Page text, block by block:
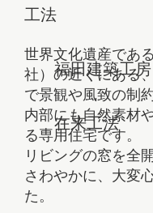
​工法
世界文化遺産であ
社）の近くにある
で景観や風致の制
内部にも自然素材
る専用住宅です。
リビングの窓を全
さわやかに、大変
た。
福田建築工房
在来工法